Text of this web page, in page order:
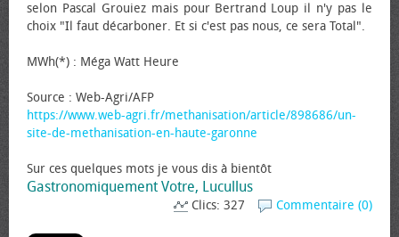
selon Pascal Grouiez mais pour Bertrand Loup il n'y pas le
choix "Il faut décarboner. Et si c'est pas nous, ce sera Total".
MWh(*) : Méga Watt Heure
Source : Web-Agri/AFP
https://www.web-agri.fr/methanisation/article/898686/un-
site-de-methanisation-en-haute-garonne
Sur ces quelques mots je vous dis à bientôt
Gastronomiquement Votre, Lucullus
Commentaire (0)
Clics: 327